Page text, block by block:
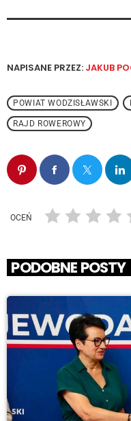
NAPISANE PRZEZ: JAKUB
POWIAT WODZISŁAWSKI
RAJD ROWEROWY
OCEŃ
PODOBNE POSTY